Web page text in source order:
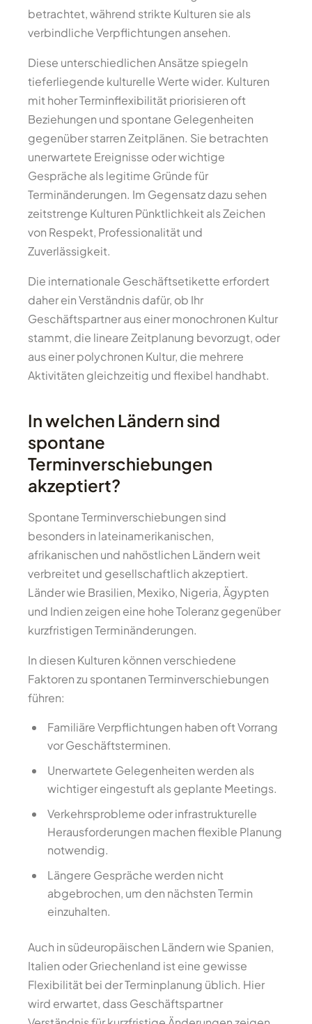
betrachtet, während strikte Kulturen sie als
verbindliche Verpflichtungen ansehen.
Diese unterschiedlichen Ansätze spiegeln
tieferliegende kulturelle Werte wider. Kulturen
mit hoher Terminflexibilität priorisieren oft
Beziehungen und spontane Gelegenheiten
gegenüber starren Zeitplänen. Sie betrachten
unerwartete Ereignisse oder wichtige
Gespräche als legitime Gründe für
Terminänderungen. Im Gegensatz dazu sehen
zeitstrenge Kulturen Pünktlichkeit als Zeichen
von Respekt, Professionalität und
Zuverlässigkeit.
Die internationale Geschäftsetikette erfordert
daher ein Verständnis dafür, ob Ihr
Geschäftspartner aus einer monochronen Kultur
stammt, die lineare Zeitplanung bevorzugt, oder
aus einer polychronen Kultur, die mehrere
Aktivitäten gleichzeitig und flexibel handhabt.
In welchen Ländern sind
spontane
Terminverschiebungen
akzeptiert?
Spontane Terminverschiebungen sind
besonders in lateinamerikanischen,
afrikanischen und nahöstlichen Ländern weit
verbreitet und gesellschaftlich akzeptiert.
Länder wie Brasilien, Mexiko, Nigeria, Ägypten
und Indien zeigen eine hohe Toleranz gegenüber
kurzfristigen Terminänderungen.
In diesen Kulturen können verschiedene
Faktoren zu spontanen Terminverschiebungen
führen:
Familiäre Verpflichtungen haben oft Vorrang
vor Geschäftsterminen.
Unerwartete Gelegenheiten werden als
wichtiger eingestuft als geplante Meetings.
Verkehrsprobleme oder infrastrukturelle
Herausforderungen machen flexible Planung
notwendig.
Längere Gespräche werden nicht
abgebrochen, um den nächsten Termin
einzuhalten.
Auch in südeuropäischen Ländern wie Spanien,
Italien oder Griechenland ist eine gewisse
Flexibilität bei der Terminplanung üblich. Hier
wird erwartet, dass Geschäftspartner